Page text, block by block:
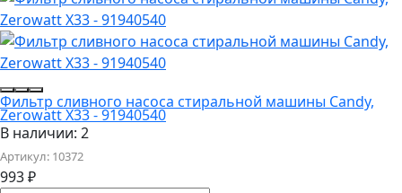
Фильтр сливного насоса стиральной машины Candy,
Zerowatt X33 - 91940540
В наличии: 2
Артикул: 10372
993₽